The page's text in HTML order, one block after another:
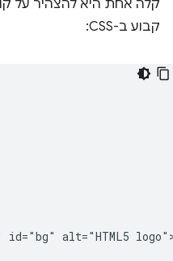
קלה אחת היא להצהיר על
קבוע ב-CSS: